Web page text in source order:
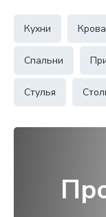
Кухни
Спальни
Стулья